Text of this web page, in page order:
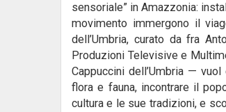
sensoriale” in Amazzonia:
movimento immergono il
dell’Umbria, curato da fra
Produzioni Televisive e
Cappuccini dell’Umbria —
flora e fauna, incontrare il
cultura e le sue tradizioni, e